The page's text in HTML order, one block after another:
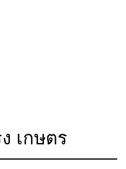
เกษตร